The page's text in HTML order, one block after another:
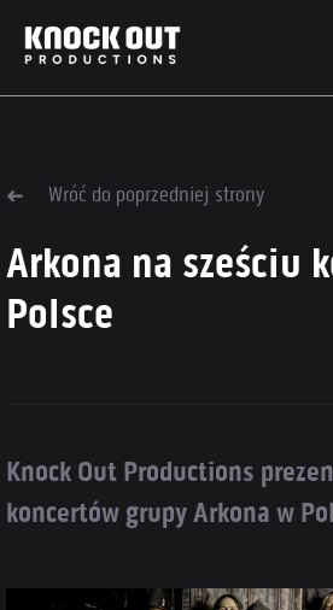
Wróć do poprzedniej strony
Arkona na sześciu
Polsce
Knock Out Productions
koncertów grupy Arkona w